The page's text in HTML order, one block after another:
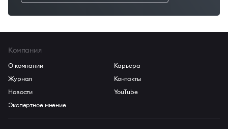
Компания
О компании
Журнал
Новости
Экспертное мнение
Карьера
Контакты
YouTube